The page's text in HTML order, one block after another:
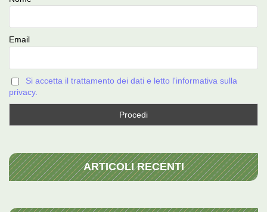
Email
Si accetta il trattamento dei dati e letto l'informativa sulla
privacy.
ARTICOLI RECENTI